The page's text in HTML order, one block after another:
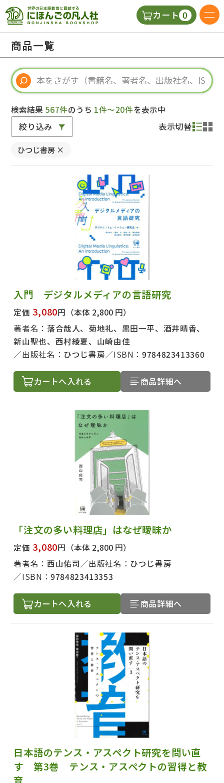
カート 0
視聴覚・補助教材
教師用参考書
商品一覧
検索結果 567件のうち 1件～20件を表示中
絞り込み 表示切替
ひつじ書房 ×
入門 デジタルメディアの言語研究
定価 3,080円 （本体 2,800 円）
著者名： 落合哉人、菊地礼、黒田一平、酒井晴香、
新山聖也、西村綾夏、山崎由佳
出版社名： ひつじ書房 ISBN：9784823413360
カートへ入れる 商品詳細へ
「注文の多い料理店」はなぜ曖昧か
定価 3,080円 （本体 2,800 円）
著者名： 西山佑司 出版社名： ひつじ書房
ISBN：9784823413353
カートへ入れる 商品詳細へ
日本語のテンス・アスペクト研究を問い直
す 第3巻 テンス・アスペクトの習得と教